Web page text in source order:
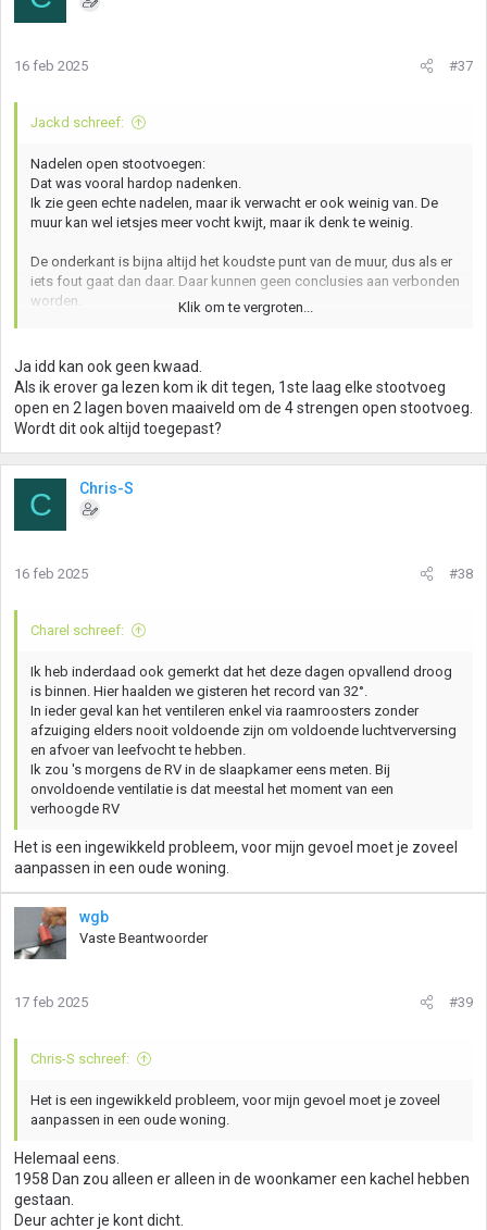
16 feb 2025 #37
Jackd schreef:
Nadelen open stootvoegen:
Dat was vooral hardop nadenken.
Ik zie geen echte nadelen, maar ik verwacht er ook weinig van. De
muur kan wel ietsjes meer vocht kwijt, maar ik denk te weinig.
De onderkant is bijna altijd het koudste punt van de muur, dus als er
iets fout gaat dan daar. Daar kunnen geen conclusies aan verbonden
worden.
Ik heb gisteren wat was binnen laten drogen omdat het hier onder de
40 kwam. (geen ventilatiesysteem) Dat komt omdat het buiten koud
is er er buiten heel weinig vocht in de lucht zit.
Klik om te vergroten...
Ja idd kan ook geen kwaad.
Als ik erover ga lezen kom ik dit tegen, 1ste laag elke stootvoeg
open en 2 lagen boven maaiveld om de 4 strengen open stootvoeg.
Wordt dit ook altijd toegepast?
C Chris-S
16 feb 2025 #38
Charel schreef:
Ik heb inderdaad ook gemerkt dat het deze dagen opvallend droog
is binnen. Hier haalden we gisteren het record van 32°.
In ieder geval kan het ventileren enkel via raamroosters zonder
afzuiging elders nooit voldoende zijn om voldoende luchtverversing
en afvoer van leefvocht te hebben.
Ik zou 's morgens de RV in de slaapkamer eens meten. Bij
onvoldoende ventilatie is dat meestal het moment van een
verhoogde RV
Het is een ingewikkeld probleem, voor mijn gevoel moet je zoveel
aanpassen in een oude woning.
wgb
Vaste Beantwoorder
17 feb 2025 #39
Chris-S schreef:
Het is een ingewikkeld probleem, voor mijn gevoel moet je zoveel
aanpassen in een oude woning.
Helemaal eens.
1958 Dan zou alleen er alleen in de woonkamer een kachel hebben
gestaan.
Deur achter je kont dicht.